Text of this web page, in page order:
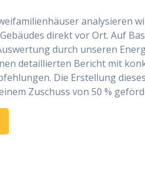
analysieren
direkt vor Ort. Auf
durch unseren
detaillierten Bericht mit
Die Erstellung
Zuschuss von 50 %